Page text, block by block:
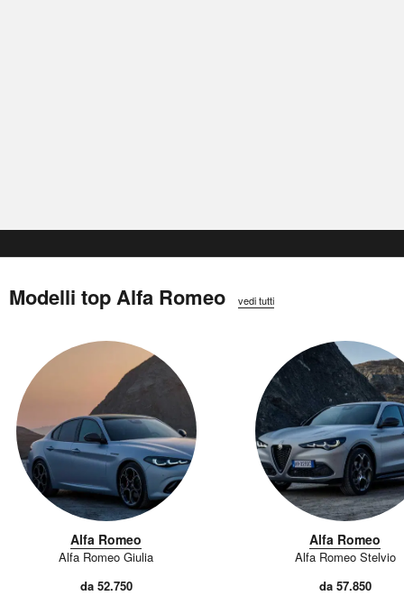
Modelli top Alfa Romeo vedi tutti
Alfa Romeo
Alfa Romeo Giulia
da 52.750
Alfa Romeo
Alfa Romeo Stelvio
da 57.850